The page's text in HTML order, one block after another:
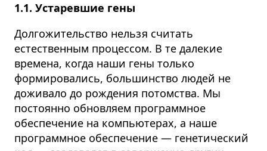
1.1. Устаревшие гены
Долгожительство нельзя считать
естественным процессом. В те далекие
времена, когда наши гены только
формировались, большинство людей не
доживало до рождения потомства. Мы
постоянно обновляем программное
обеспечение на компьютерах, а наше
программное обеспечение — генетический